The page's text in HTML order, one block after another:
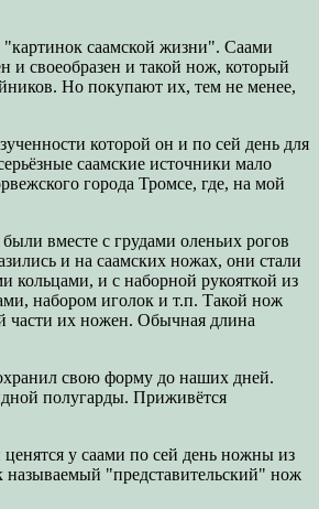
саамской жизни". Саами
и своеобразен и такой нож, который
Но покупают их, тем не менее,
которой он и по сей день для
саамские источники мало
города Тромсе, где, на мой
вместе с грудами оленьих рогов
и на саамских ножах, они стали
и с наборной рукояткой из
набором иголок и т.п. Такой нож
части их ножен. Обычная длина
свою форму до наших дней.
полугарды. Приживётся
у саами по сей день ножны из
называемый "представительский" нож